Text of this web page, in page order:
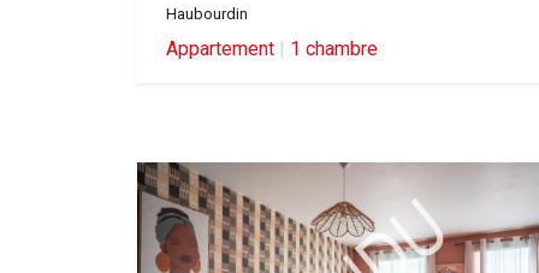
Haubourdin
Appartement | 1 chambre